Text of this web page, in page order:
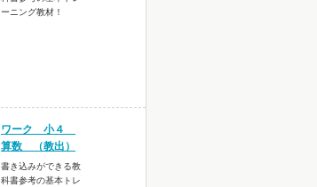
ーニング教材！
ワーク 小４
算数 （教出）
書き込みができる教
科書参考の基本トレ